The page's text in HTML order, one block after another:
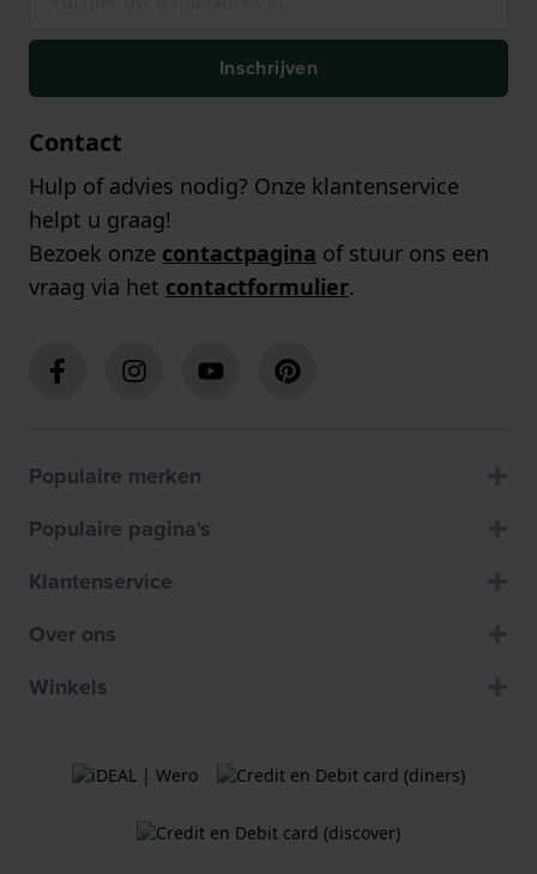
Inschrijven
Contact
Hulp of advies nodig? Onze klantenservice
helpt u graag!
Bezoek onze contactpagina of stuur ons een
vraag via het contactformulier.
Populaire merken
Populaire pagina's
Klantenservice
Over ons
Winkels